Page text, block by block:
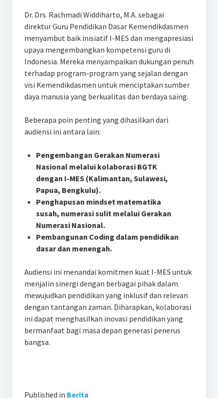
Dr. Drs. Rachmadi Widdiharto, M.A. sebagai
direktur Guru Pendidikan Dasar Kemendikdasmen
menyambut baik inisiatif I-MES dan mengapresiasi
upaya mengembangkan kompetensi guru di
Indonesia. Mereka menyampaikan dukungan penuh
terhadap program-program yang sejalan dengan
visi Kemendikdasmen untuk menciptakan sumber
daya manusia yang berkualitas dan berdaya saing.
Beberapa poin penting yang dihasilkan dari
audiensi ini antara lain:
Pengembangan Gerakan Numerasi
Nasional melalui kolaborasi BGTK
dengan I-MES (Kalimantan, Sulawesi,
Papua, Bengkulu).
Penghapusan mindset matematika
susah, numerasi sulit melalui Gerakan
Numerasi Nasional.
Pembangunan Coding dalam pendidikan
dasar dan menengah.
Audiensi ini menandai komitmen kuat I-MES untuk
menjalin sinergi dengan berbagai pihak dalam
mewujudkan pendidikan yang inklusif dan relevan
dengan tantangan zaman. Diharapkan, kolaborasi
ini dapat menghasilkan inovasi pendidikan yang
bermanfaat bagi masa depan generasi penerus
bangsa.
Published in Berita